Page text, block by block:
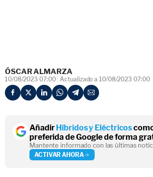
ÓSCAR ALMARZA
10/08/2023 07:00 Actualizado a 10/08/2023 07:00
AñadirHíbridos y Eléctricos
preferida de Google de forma
Mantente informado con las últimas
ACTIVAR AHORA